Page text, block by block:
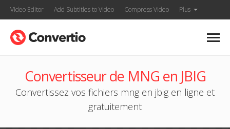
Video Editor Add Subtitles to Video Compress Video Plus
Convertisseur de MNG en JBIG
Convertissez vos fichiers mng en jbig en ligne et
gratuitement